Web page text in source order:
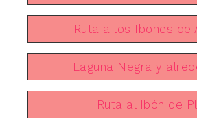
Ruta a los Ibones de
Laguna Negra y
Ruta al Ibón de